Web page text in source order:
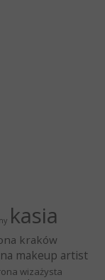
kasia
kraków
makeup artist
wizażysta